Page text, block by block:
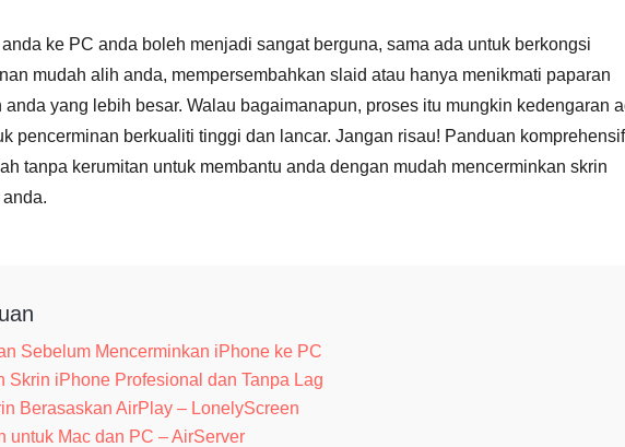
ke PC anda boleh menjadi sangat berguna, sama ada untuk berkongsi
mudah alih anda, mempersembahkan slaid atau hanya menikmati paparan
anda yang lebih besar. Walau bagaimanapun, proses itu mungkin kedengaran
pencerminan berkualiti tinggi dan lancar. Jangan risau! Panduan
tanpa kerumitan untuk membantu anda dengan mudah mencerminkan skrin
Sebelum Mencerminkan iPhone ke PC
Skrin iPhone Profesional dan Tanpa Lag
Berasaskan AirPlay – LonelyScreen
untuk Mac dan PC – AirServer